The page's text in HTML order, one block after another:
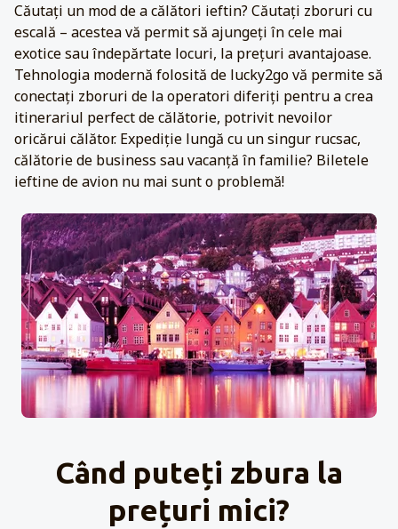
Căutați un mod de a călători ieftin? Căutați zboruri cu
escală – acestea vă permit să ajungeți în cele mai
exotice sau îndepărtate locuri, la prețuri avantajoase.
Tehnologia modernă folosită de lucky2go vă permite să
conectați zboruri de la operatori diferiți pentru a crea
itinerariul perfect de călătorie, potrivit nevoilor
oricărui călător. Expediție lungă cu un singur rucsac,
călătorie de business sau vacanță în familie? Biletele
ieftine de avion nu mai sunt o problemă!
Când puteți zbura la
prețuri mici?